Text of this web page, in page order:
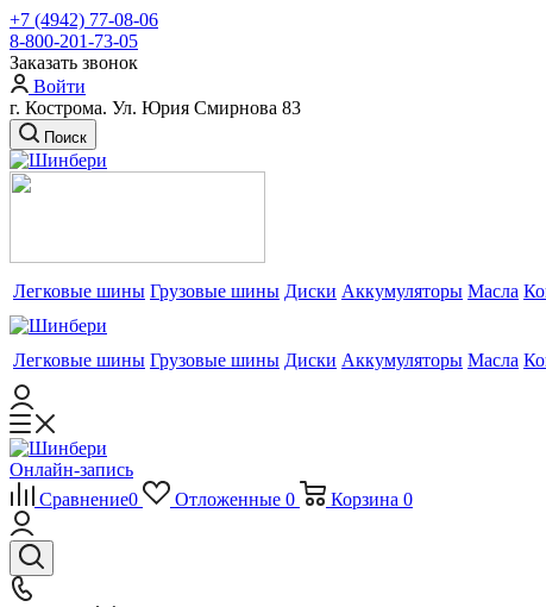
+7 (4942) 77-08-06
8-800-201-73-05
Заказать звонок
Войти
г. Кострома. Ул. Юрия Смирнова 83
Поиск
Легковые шины Грузовые шины Диски Аккумуляторы Масла
Легковые шины Грузовые шины Диски Аккумуляторы Масла
Онлайн-запись
Сравнение0 Отложенные 0 Корзина 0